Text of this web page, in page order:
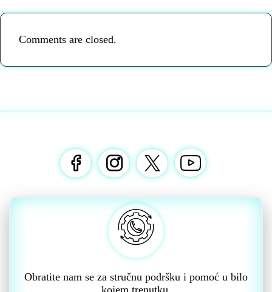
Comments are closed.
Obratite nam se za stručnu podršku i pomoć u bilo